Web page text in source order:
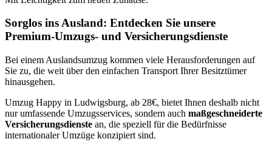
Sorglos ins Ausland: Entdecken Sie unsere
Premium-Umzugs- und Versicherungsdienste
Bei einem Auslandsumzug kommen viele Herausforderungen auf
Sie zu, die weit über den einfachen Transport Ihrer Besitztümer
hinausgehen.
Umzug Happy in Ludwigsburg, ab 28€, bietet Ihnen deshalb nicht
nur umfassende Umzugsservices, sondern auch maßgeschneiderte
Versicherungsdienste an, die speziell für die Bedürfnisse
internationaler Umzüge konzipiert sind.